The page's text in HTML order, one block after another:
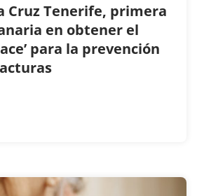
Cruz Tenerife, primera
en obtener el
para la prevención